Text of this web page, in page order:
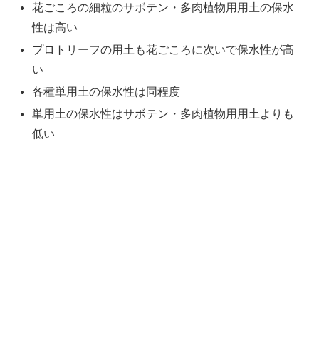
花ごころの細粒のサボテン・多肉植物用用土の保水
性は高い
プロトリーフの用土も花ごころに次いで保水性が高
い
各種単用土の保水性は同程度
単用土の保水性はサボテン・多肉植物用用土よりも
低い